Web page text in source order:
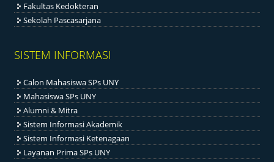
Fakultas Kedokteran
Sekolah Pascasarjana
SISTEM INFORMASI
Calon Mahasiswa SPs UNY
Mahasiswa SPs UNY
Alumni & Mitra
Sistem Informasi Akademik
Sistem Informasi Ketenagaan
Layanan Prima SPs UNY